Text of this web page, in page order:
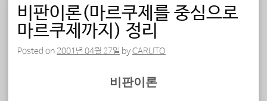
포스트 내비게이션
비판이론(마르쿠제를 중심으로
마르쿠제까지) 정리
Posted on 2001년 04월 27일 byCARLITO
비판이론